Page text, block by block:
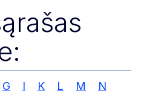
G I K L M N